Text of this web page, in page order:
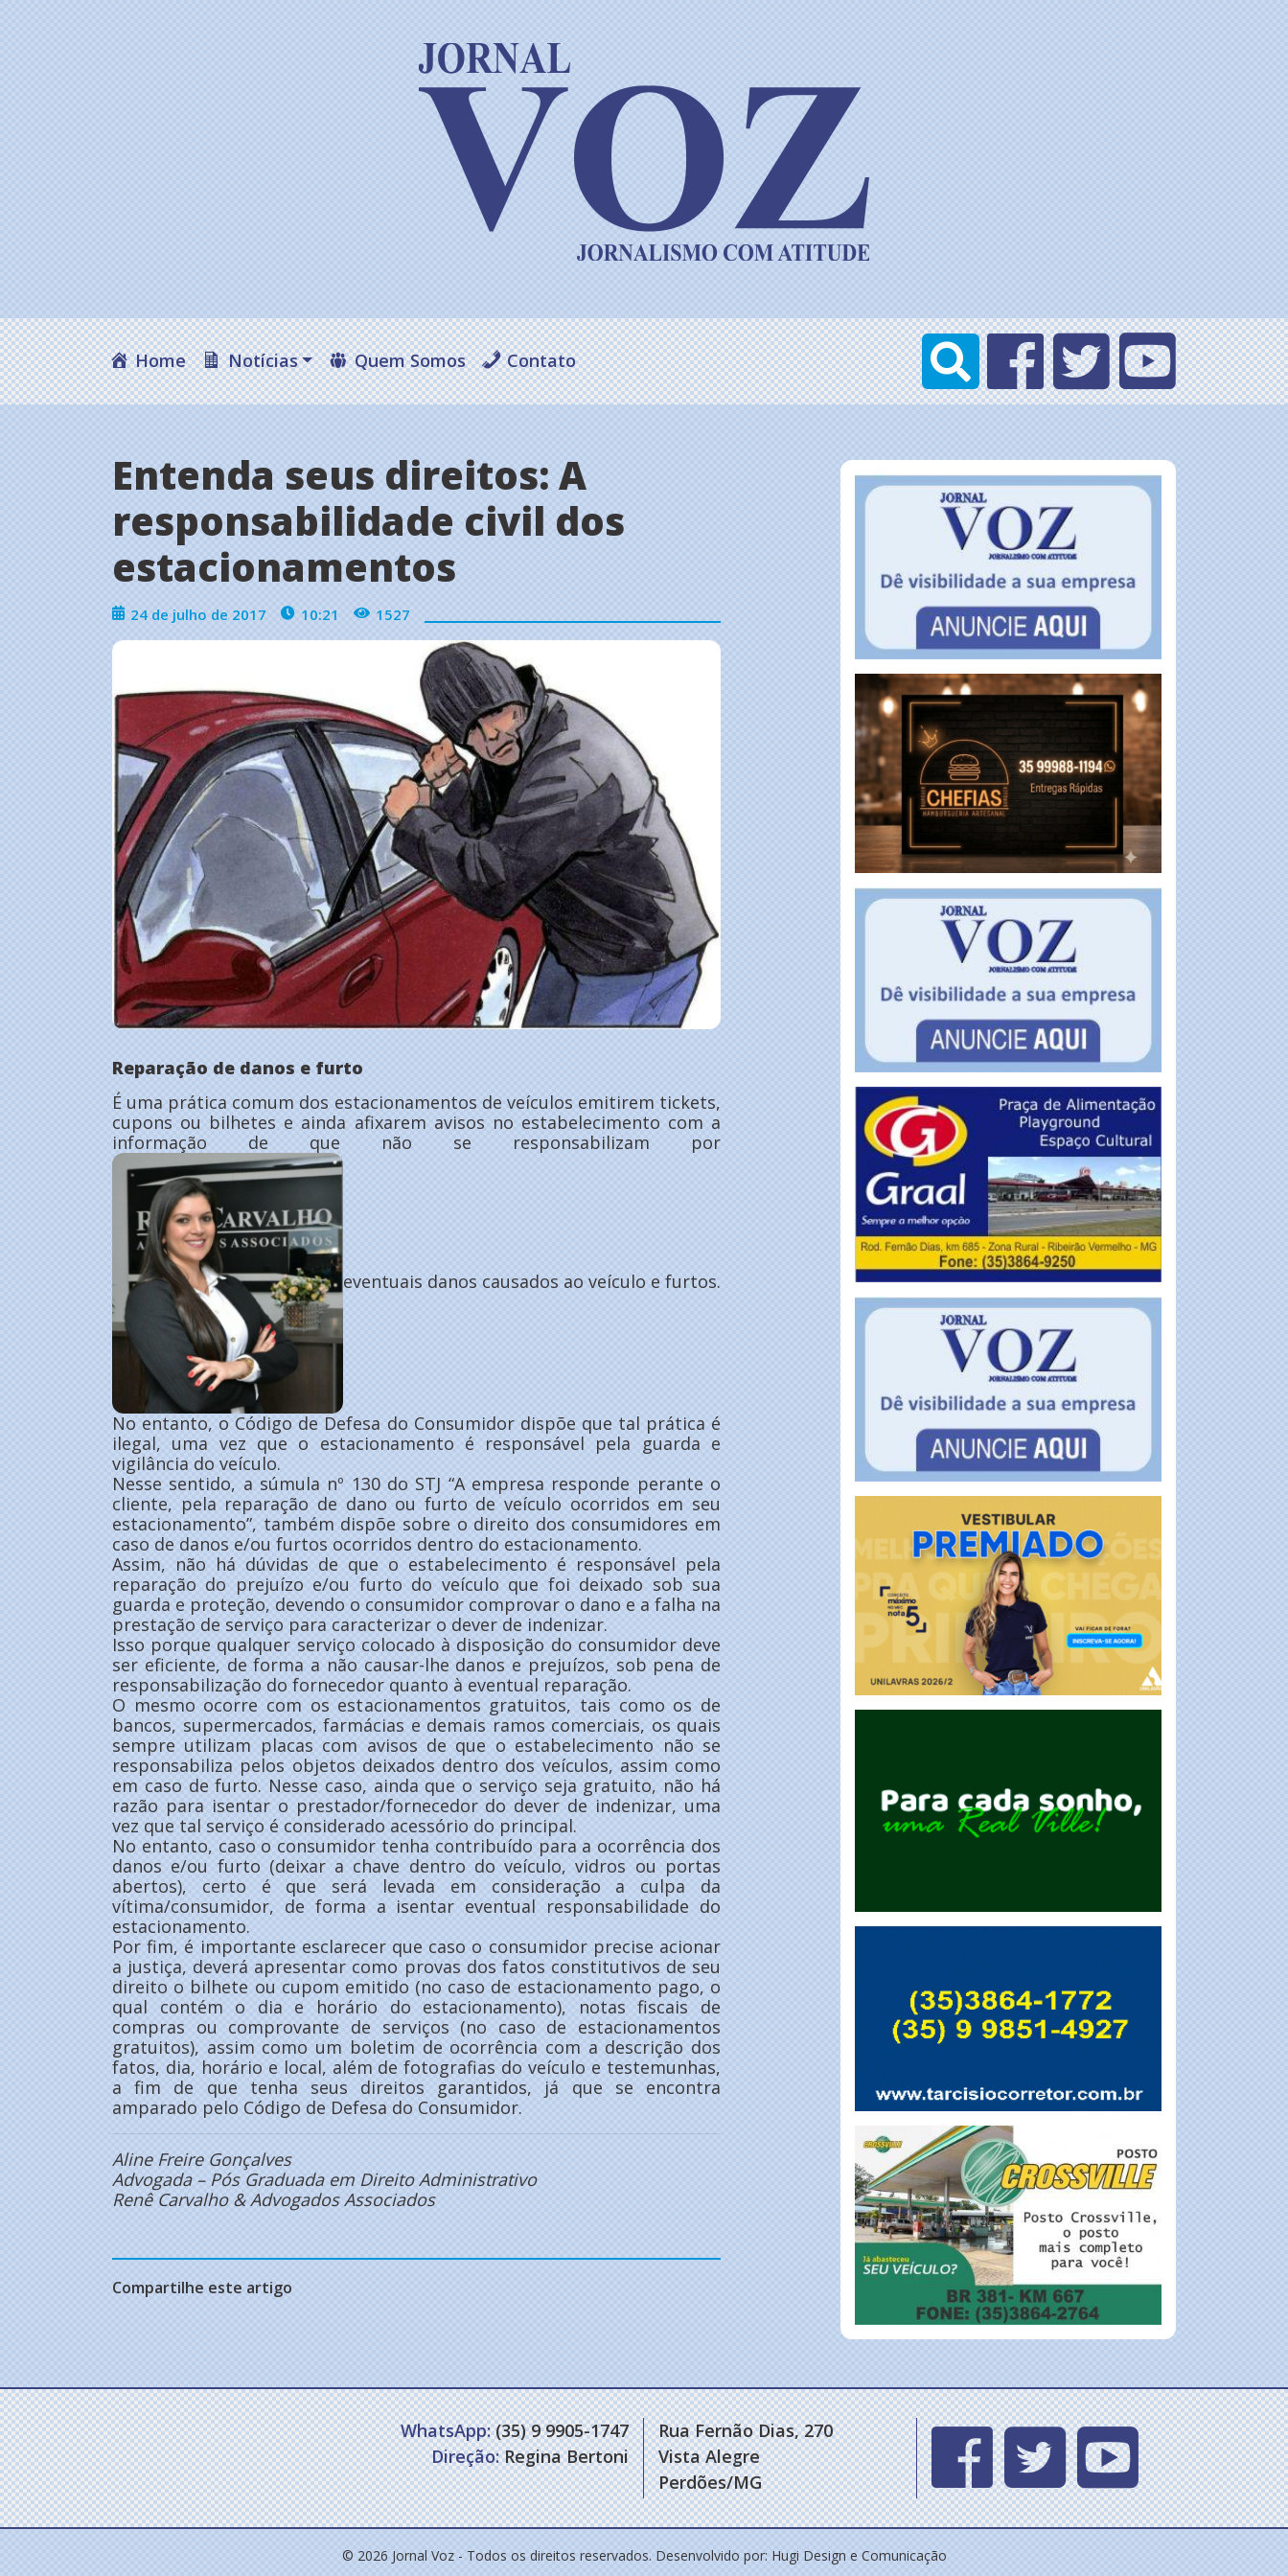
Home Notícias Quem Somos Contato
Entenda seus direitos: A
responsabilidade civil dos
estacionamentos
24 de julho de 2017 10:21 1527
Reparação de danos e furto
É uma prática comum dos estacionamentos de veículos emitirem tickets,
cupons ou bilhetes e ainda afixarem avisos no estabelecimento com a
informação de que não se responsabilizam por
eventuais danos causados ao veículo e furtos.
No entanto, o Código de Defesa do Consumidor dispõe que tal prática é
ilegal, uma vez que o estacionamento é responsável pela guarda e
vigilância do veículo.
Nesse sentido, a súmula nº 130 do STJ “A empresa responde perante o
cliente, pela reparação de dano ou furto de veículo ocorridos em seu
estacionamento”, também dispõe sobre o direito dos consumidores em
caso de danos e/ou furtos ocorridos dentro do estacionamento.
Assim, não há dúvidas de que o estabelecimento é responsável pela
reparação do prejuízo e/ou furto do veículo que foi deixado sob sua
guarda e proteção, devendo o consumidor comprovar o dano e a falha na
prestação de serviço para caracterizar o dever de indenizar.
Isso porque qualquer serviço colocado à disposição do consumidor deve
ser eficiente, de forma a não causar-lhe danos e prejuízos, sob pena de
responsabilização do fornecedor quanto à eventual reparação.
O mesmo ocorre com os estacionamentos gratuitos, tais como os de
bancos, supermercados, farmácias e demais ramos comerciais, os quais
sempre utilizam placas com avisos de que o estabelecimento não se
responsabiliza pelos objetos deixados dentro dos veículos, assim como
em caso de furto. Nesse caso, ainda que o serviço seja gratuito, não há
razão para isentar o prestador/fornecedor do dever de indenizar, uma
vez que tal serviço é considerado acessório do principal.
No entanto, caso o consumidor tenha contribuído para a ocorrência dos
danos e/ou furto (deixar a chave dentro do veículo, vidros ou portas
abertos), certo é que será levada em consideração a culpa da
vítima/consumidor, de forma a isentar eventual responsabilidade do
estacionamento.
Por fim, é importante esclarecer que caso o consumidor precise acionar
a justiça, deverá apresentar como provas dos fatos constitutivos de seu
direito o bilhete ou cupom emitido (no caso de estacionamento pago, o
qual contém o dia e horário do estacionamento), notas fiscais de
compras ou comprovante de serviços (no caso de estacionamentos
gratuitos), assim como um boletim de ocorrência com a descrição dos
fatos, dia, horário e local, além de fotografias do veículo e testemunhas,
a fim de que tenha seus direitos garantidos, já que se encontra
amparado pelo Código de Defesa do Consumidor.
Aline Freire Gonçalves
Advogada – Pós Graduada em Direito Administrativo
Renê Carvalho & Advogados Associados
Compartilhe este artigo
WhatsApp:(35) 9 9905-1747
Direção:Regina Bertoni
Rua Fernão Dias, 270
Vista Alegre
Perdões/MG
© 2026 Jornal Voz - Todos os direitos reservados. Desenvolvido por: Hugi Design e Comunicação